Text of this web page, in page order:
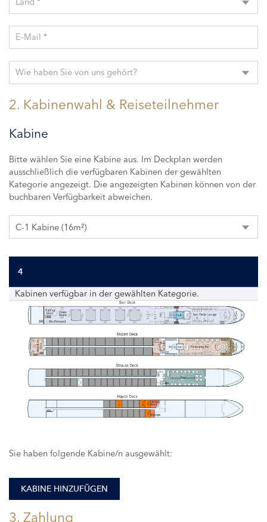
E-Mail *
Wie haben Sie von uns gehört?
2. Kabinenwahl & Reiseteilnehmer
Kabine
Bitte wählen Sie eine Kabine aus. Im Deckplan werden
ausschließlich die verfügbaren Kabinen der gewählten
Kategorie angezeigt. Die angezeigten Kabinen können von der
buchbaren Verfügbarkeit abweichen.
C-1 Kabine (16m²)
4
Kabinen verfügbar in der gewählten Kategorie.
101
102
104
112
Sie haben folgende Kabine/n ausgewählt:
KABINE HINZUFÜGEN
3. Zahlung